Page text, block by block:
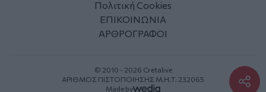
Πολιτική Cookies
ΕΠΙΚΟΙΝΩΝΙΑ
ΑΡΘΡΟΓΡΑΦΟΙ
© 2010 - 2026 Cretalive
ΑΡΙΘΜΟΣ ΠΙΣΤΟΠΟΙΗΣΗΣ Μ.Η.Τ. 232065
Made by